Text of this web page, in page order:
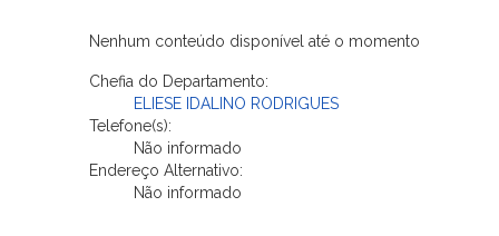
Nenhum conteúdo disponível até o momento
Chefia do Departamento:
ELIESE IDALINO RODRIGUES
Telefone(s):
Não informado
Endereço Alternativo:
Não informado